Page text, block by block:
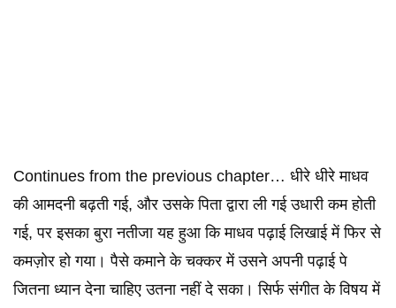
Continues from the previous chapter… धीरे धीरे माधव
की आमदनी बढ़ती गई, और उसके पिता द्वारा ली गई उधारी कम होती
गई, पर इसका बुरा नतीजा यह हुआ कि माधव पढ़ाई लिखाई में फिर से
कमज़ोर हो गया। पैसे कमाने के चक्कर में उसने अपनी पढ़ाई पे
जितना ध्यान देना चाहिए उतना नहीं दे सका। सिर्फ संगीत के विषय में